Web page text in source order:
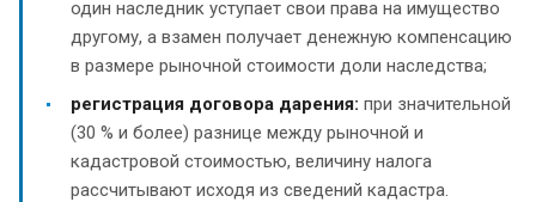
один наследник уступает свои права на имущество
другому, а взамен получает денежную компенсацию
в размере рыночной стоимости доли наследства;
регистрация договора дарения: при значительной
(30 % и более) разнице между рыночной и
кадастровой стоимостью, величину налога
рассчитывают исходя из сведений кадастра.